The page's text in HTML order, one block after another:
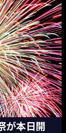
が本日開